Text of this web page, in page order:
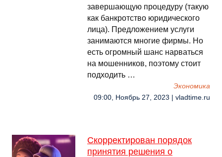
завершающую процедуру (такую
как банкротство юридического
лица). Предложением услуги
занимаются многие фирмы. Но
есть огромный шанс нарваться
на мошенников, поэтому стоит
подходить …
Экономика
09:00, Ноябрь 27, 2023 | vladtime.ru
Скорректирован порядок
принятия решения о